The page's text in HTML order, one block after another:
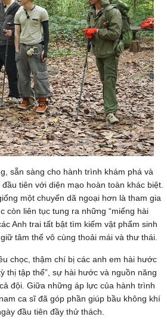
sẵn sàng cho hành trình khám phá và
tiên với diện mạo hoàn toàn khác biệt.
một chuyến dã ngoại hơn là tham gia
còn liên tục tung ra những “miếng hài
Anh trai tất bật tìm kiếm vật phẩm sinh
tâm thế vô cùng thoải mái và thư thái.
chọc, thậm chí bị các anh em hài hước
thị tập thể”, sự hài hước và nguồn năng
đội. Giữa những áp lực của hành trình
ca sĩ đã góp phần giúp bầu không khí
đầu tiên đầy thử thách.